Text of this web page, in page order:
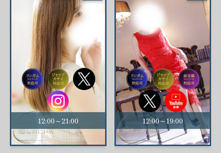
12:00～21:00 12:00～19:00